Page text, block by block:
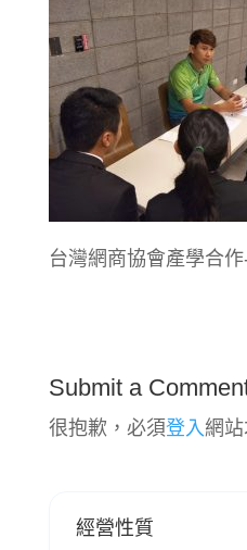
台灣網商協會產學合
Submit a
很抱歉，必須登入 網
經營性質